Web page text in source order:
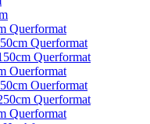
Querformat
Querformat
Querformat
Ouerformat
Ouerformat
Querformat
Querformat